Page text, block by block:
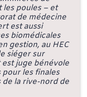
les poules – et
de médecine
est aussi
biomédicales
gestion, au HEC
siéger sur
juge bénévole
pour les finales
de la rive-nord de